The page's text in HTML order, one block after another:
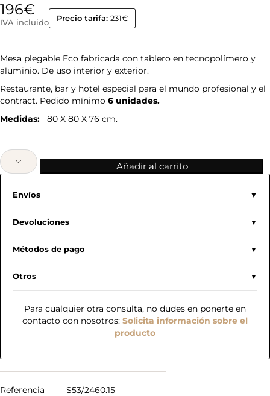
196€
IVA incluido Precio tarifa: 231€
Mesa plegable Eco fabricada con tablero en tecnopolímero y
aluminio. De uso interior y exterior.
Restaurante, bar y hotel especial para el mundo profesional y el
contract. Pedido mínimo 6 unidades.
Medidas:
80 X 80 X 76 cm.
Añadir al carrito
Envíos
Devoluciones
Métodos de pago
Otros
Para cualquier otra consulta, no dudes en ponerte en
contacto con nosotros: Solicita información sobre el
producto
Referencia
S53/2460.15